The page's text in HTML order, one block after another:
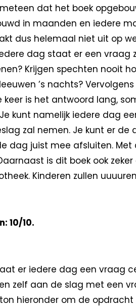
dat het boek
in maanden en iedere
dus helemaal niet uit op
dag staat er een vraag
Krijgen spechten nooit
’s nachts?
keer is het antwoord lang,
kunt namelijk iedere dag
zal nemen. Je kunt er
dag juist mee afsluiten.
is dit boek ook
Kinderen zullen
10/10.
er iedere dag een vraag
zelf aan de slag met een
hieronder om de